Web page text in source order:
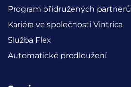
Program přidružených partnerů
Kariéra ve společnosti Vintrica
Služba Flex
Automatické prodloužení